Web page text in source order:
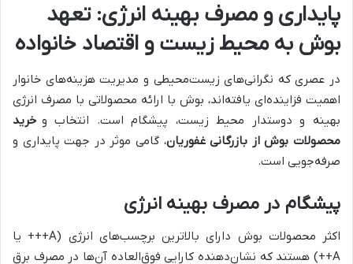
پایداری و مصرف بهینه انرژی: تعهد
بوش به محیط زیست و اقتصاد خانواده
در عصری که نگرانی‌های زیست‌محیطی و مدیریت هزینه‌های خانوار
اهمیت فزاینده‌ای یافته‌اند، بوش با ارائه محصولاتی با مصرف انرژی
بهینه و دوستدار محیط زیست، پیشگام است. انتخاب و خرید
محصولات بوش از بازرگانی غفوریان، گامی موثر در جهت پایداری و
صرفه‌جویی است.
پیشگام در مصرف بهینه انرژی
اکثر محصولات بوش دارای بالاترین برچسب‌های انرژی (A+++ یا
A++) هستند که نشان‌دهنده کارایی فوق‌العاده آن‌ها در مصرف برق